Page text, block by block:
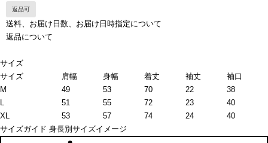
返品可
送料、お届け日数、お届け日時指定について
返品について
サイズ
サイズ
肩幅 身幅 着丈 袖丈
袖口
M
49 53 70 22
38
L
51 55 72 23
40
XL
53 57 74 24
40
サイズガイド 身長別サイズイメージ